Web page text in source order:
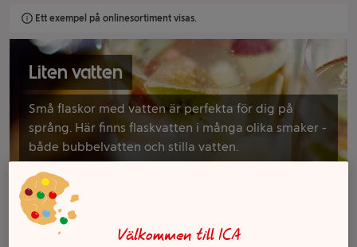
Ett exempel på onlinesortiment visas.
Liten vatten
Små flaskor med vatten är perfekta för dig på
språng. Här finns flaskvatten i många olika smaker -
både bubbelvatten och stilla vatten.
Filter
Välkommen till ICA